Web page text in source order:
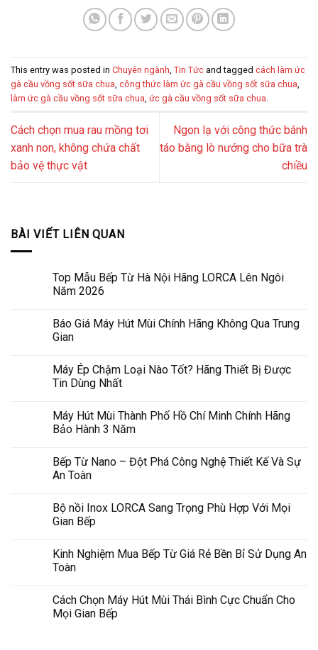
This entry was posted in Chuyên ngành Tin Tức and tagged cách làm ức
gà cầu vồng sốt sữa chua công thức làm ức gà cầu vồng sốt sữa chua
làm ức gà cầu vồng sốt sữa chua ức gà cầu vồng sốt sữa chua
Cách chọn mua rau mồng tơi
xanh non, không chứa chất
bảo vệ thực vật
Ngon lạ với công thức bánh
táo bằng lò nướng cho bữa trà
chiều
BÀI VIẾT LIÊN QUAN
Top Mẫu Bếp Từ Hà Nội Hãng LORCA Lên Ngôi
Năm 2026
Báo Giá Máy Hút Mùi Chính Hãng Không Qua Trung
Gian
Máy Ép Chậm Loại Nào Tốt? Hãng Thiết Bị Được
Tin Dùng Nhất
Máy Hút Mùi Thành Phố Hồ Chí Minh Chính Hãng
Bảo Hành 3 Năm
Bếp Từ Nano – Đột Phá Công Nghệ Thiết Kế Và Sự
An Toàn
Bộ nồi Inox LORCA Sang Trọng Phù Hợp Với Mọi
Gian Bếp
Kinh Nghiệm Mua Bếp Từ Giá Rẻ Bền Bỉ Sử Dụng An
Toàn
Cách Chọn Máy Hút Mùi Thái Bình Cực Chuẩn Cho
Mọi Gian Bếp